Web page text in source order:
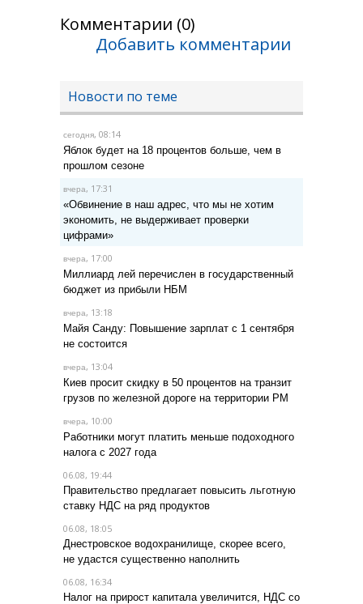
Комментарии (0)
Добавить комментарии
Новости по теме
сегодня, 08:14
Яблок будет на 18 процентов больше, чем в
прошлом сезоне
вчера, 17:31
«Обвинение в наш адрес, что мы не хотим
экономить, не выдерживает проверки
цифрами»
вчера, 17:00
Миллиард лей перечислен в государственный
бюджет из прибыли НБМ
вчера, 13:18
Майя Санду: Повышение зарплат с 1 сентября
не состоится
вчера, 13:04
Киев просит скидку в 50 процентов на транзит
грузов по железной дороге на территории РМ
вчера, 10:00
Работники могут платить меньше подоходного
налога с 2027 года
06.08, 19:44
Правительство предлагает повысить льготную
ставку НДС на ряд продуктов
06.08, 18:05
Днестровское водохранилище, скорее всего,
не удастся существенно наполнить
06.08, 16:34
Налог на прирост капитала увеличится, НДС со